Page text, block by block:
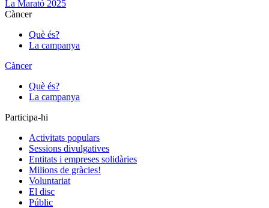
La Marató 2025
Càncer
Què és?
La campanya
Càncer
Què és?
La campanya
Participa-hi
Activitats populars
Sessions divulgatives
Entitats i empreses solidàries
Milions de gràcies!
Voluntariat
El disc
Públic